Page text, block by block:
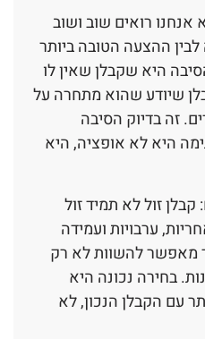
רואים שוב ושוב
ההצעה הטובה ביותר
25 אחוז. הסיבה היא שקבלן שאין לו
שיודע שהוא מתחרה על
זה בדיוק הסיבה
היא לא אופציה, היא
זול לא תמיד זול
ערבויות ועמידה
מאפשר להשוות לא רק
בחירה נכונה היא
עם הקבלן הנכון, לא